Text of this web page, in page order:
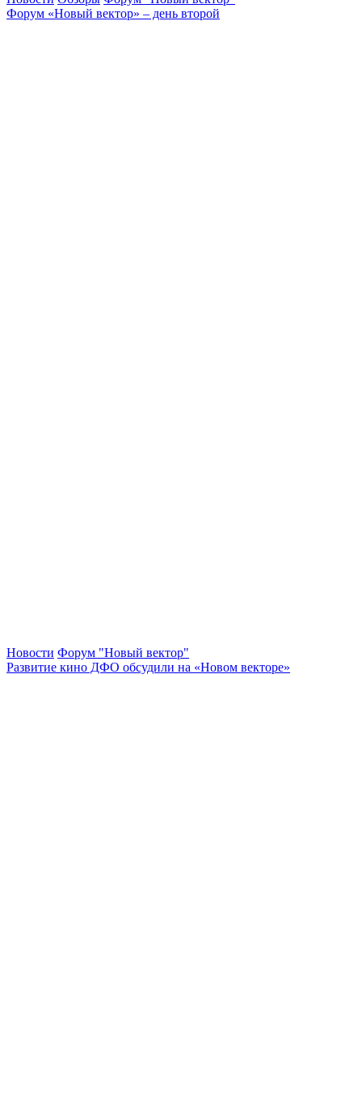
Форум «Новый вектор» – день второй
Новости Форум "Новый вектор"
Развитие кино ДФО обсудили на «Новом векторе»